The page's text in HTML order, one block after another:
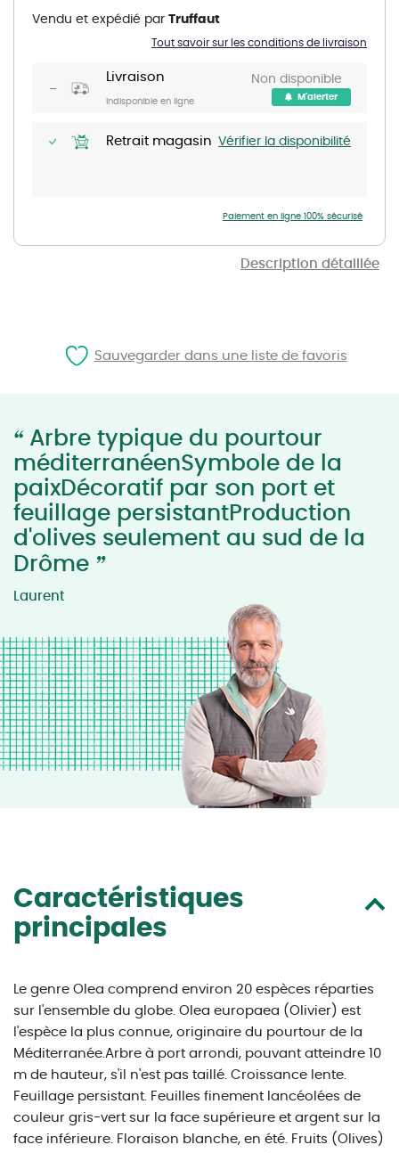
Description détaillée
beginning
Livraison
Indisponible en ligne
Non disponible
M'alerter
Retrait magasin Vérifier la disponibilité
Tout savoir sur les conditions de livraison
Vendu et expédié par Truffaut
Paiement en ligne 100% sécurisé
“ Arbre typique du pourtour
méditerranéenSymbole de la
paixDécoratif par son port et
feuillage persistantProduction
d'olives seulement au sud de la
Drôme ”
Laurent
Caractéristiques
principales
Le genre Olea comprend environ 20 espèces réparties
sur l'ensemble du globe. Olea europaea (Olivier) est
l'espèce la plus connue, originaire du pourtour de la
Méditerranée.Arbre à port arrondi, pouvant atteindre 10
m de hauteur, s'il n'est pas taillé. Croissance lente.
Feuillage persistant. Feuilles finement lancéolées de
couleur gris-vert sur la face supérieure et argent sur la
face inférieure. Floraison blanche, en été. Fruits (Olives)
Sauvegarder dans une liste de favoris